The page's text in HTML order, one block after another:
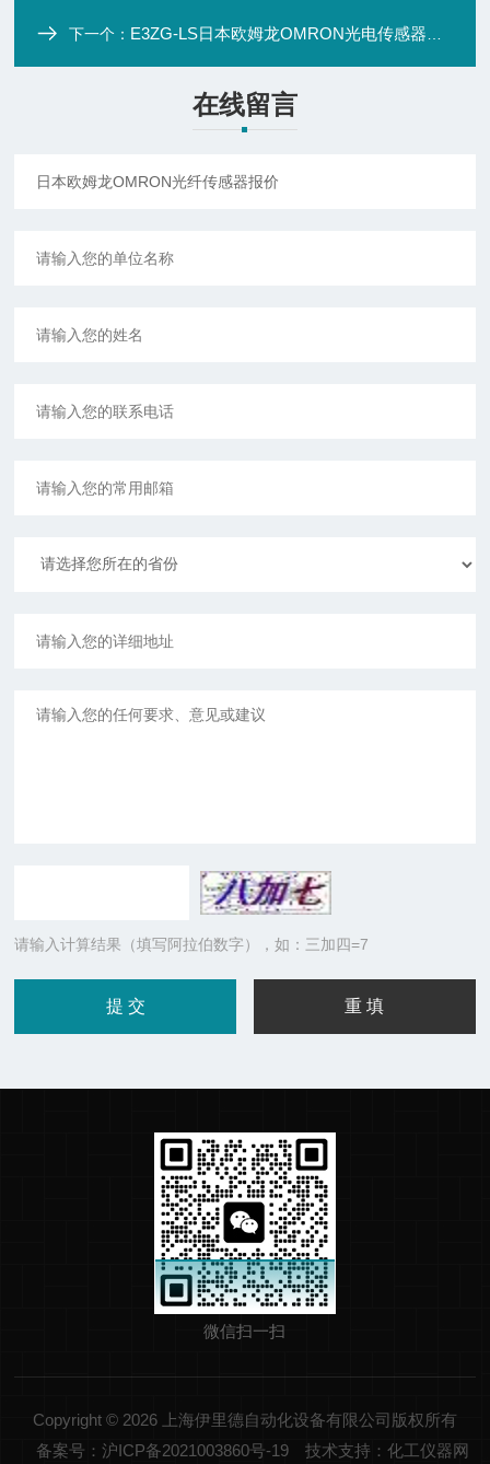
下一个： E3ZG-LS日本欧姆龙OMRON光电传感器报价
在线留言
请输入计算结果（填写阿拉伯数字），如：三加四=7
微信扫一扫
Copyright © 2026 上海伊里德自动化设备有限公司版权所有
备案号：沪ICP备2021003860号-19
技术支持：化工仪器网